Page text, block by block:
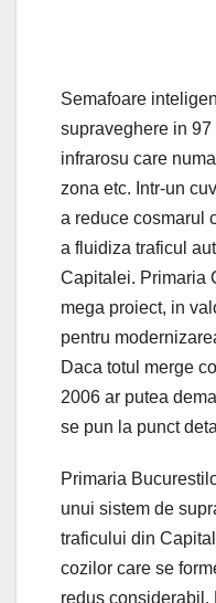
Semafoare
supraveghere in
infrarosu care
zona etc. Intr-un
a reduce cosmarul
a fluidiza traficul
Capitalei. Primaria
mega proiect, in
pentru
Daca totul merge
2006 ar putea
se pun la punct
Primaria
unui sistem de
traficului din
cozilor care se
redus considerabil.